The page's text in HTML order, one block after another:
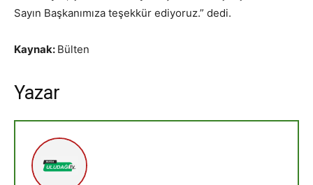
Sayın Başkanımıza teşekkür ediyoruz.” dedi.
Kaynak: Bülten
Yazar